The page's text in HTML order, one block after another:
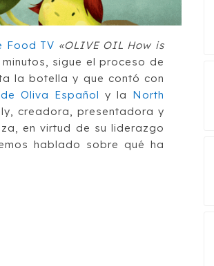
Food TV «OLIVE OIL How is
sigue el proceso de
la botella y que contó con
Oliva Español y la North
creadora, presentadora y
en virtud de su liderazgo
hablado sobre qué ha